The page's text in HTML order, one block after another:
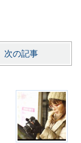
次の記事